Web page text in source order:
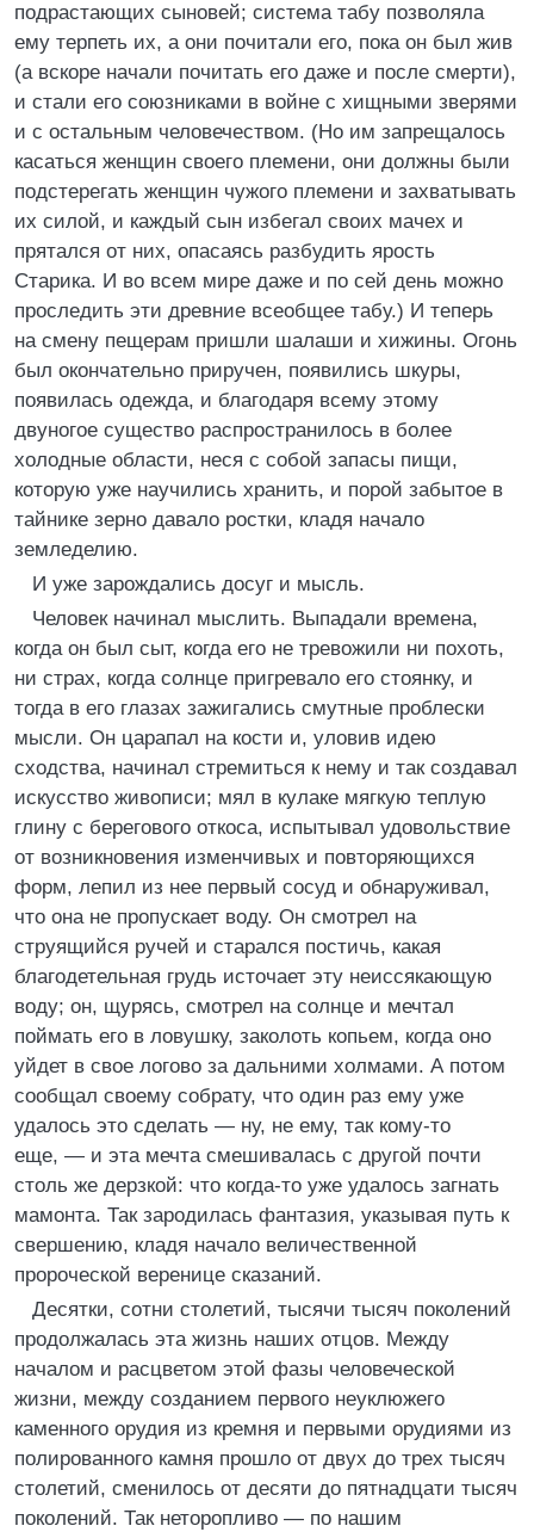
подрастающих сыновей; система табу позволяла
ему терпеть их, а они почитали его, пока он был жив
(а вскоре начали почитать его даже и после смерти),
и стали его союзниками в войне с хищными зверями
и с остальным человечеством. (Но им запрещалось
касаться женщин своего племени, они должны были
подстерегать женщин чужого племени и захватывать
их силой, и каждый сын избегал своих мачех и
прятался от них, опасаясь разбудить ярость
Старика. И во всем мире даже и по сей день можно
проследить эти древние всеобщее табу.) И теперь
на смену пещерам пришли шалаши и хижины. Огонь
был окончательно приручен, появились шкуры,
появилась одежда, и благодаря всему этому
двуногое существо распространилось в более
холодные области, неся с собой запасы пищи,
которую уже научились хранить, и порой забытое в
тайнике зерно давало ростки, кладя начало
земледелию.
И уже зарождались досуг и мысль.
Человек начинал мыслить. Выпадали времена,
когда он был сыт, когда его не тревожили ни похоть,
ни страх, когда солнце пригревало его стоянку, и
тогда в его глазах зажигались смутные проблески
мысли. Он царапал на кости и, уловив идею
сходства, начинал стремиться к нему и так создавал
искусство живописи; мял в кулаке мягкую теплую
глину с берегового откоса, испытывал удовольствие
от возникновения изменчивых и повторяющихся
форм, лепил из нее первый сосуд и обнаруживал,
что она не пропускает воду. Он смотрел на
струящийся ручей и старался постичь, какая
благодетельная грудь источает эту неиссякающую
воду; он, щурясь, смотрел на солнце и мечтал
поймать его в ловушку, заколоть копьем, когда оно
уйдет в свое логово за дальними холмами. А потом
сообщал своему собрату, что один раз ему уже
удалось это сделать — ну, не ему, так кому-то
еще, — и эта мечта смешивалась с другой почти
столь же дерзкой: что когда-то уже удалось загнать
мамонта. Так зародилась фантазия, указывая путь к
свершению, кладя начало величественной
пророческой веренице сказаний.
Десятки, сотни столетий, тысячи тысяч поколений
продолжалась эта жизнь наших отцов. Между
началом и расцветом этой фазы человеческой
жизни, между созданием первого неуклюжего
каменного орудия из кремня и первыми орудиями из
полированного камня прошло от двух до трех тысяч
столетий, сменилось от десяти до пятнадцати тысяч
поколений. Так неторопливо — по нашим